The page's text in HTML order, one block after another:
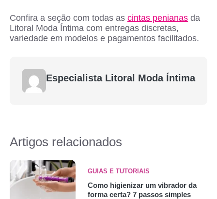
Confira a seção com todas as cintas penianas da
Litoral Moda Íntima com entregas discretas,
variedade em modelos e pagamentos facilitados.
Especialista Litoral Moda Íntima
Artigos relacionados
GUIAS E TUTORIAIS
Como higienizar um vibrador da
forma certa? 7 passos simples